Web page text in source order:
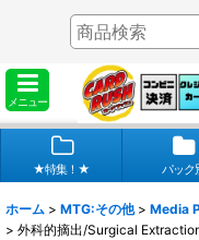
メニュー
★特集！★ パック
ホーム > MTG:その他 > Media
> 外科的摘出/Surgical